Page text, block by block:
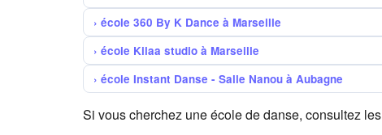
école 360 By K Dance à Marseille
école Kilaa studio à Marseille
école Instant Danse - Salle Nanou à Aubagne
Si vous cherchez une école de danse, consultez les